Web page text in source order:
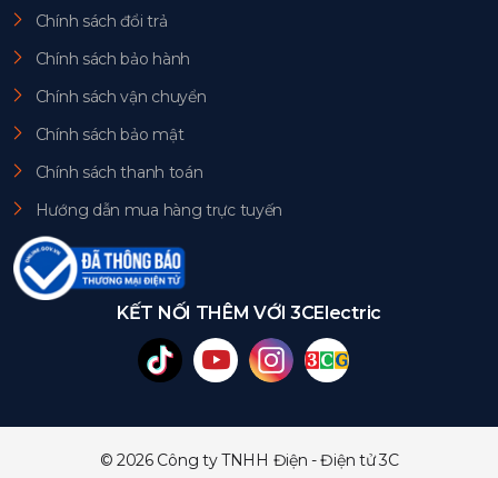
Chính sách đổi trả
Chính sách bảo hành
Chính sách vận chuyển
Chính sách bảo mật
Chính sách thanh toán
Hướng dẫn mua hàng trực tuyến
KẾT NỐI THÊM VỚI 3CElectric
© 2026 Công ty TNHH Điện - Điện tử 3C